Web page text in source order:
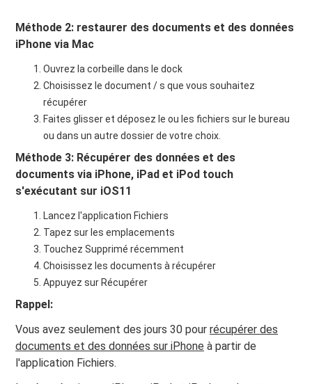
Méthode 2: restaurer des documents et des données
iPhone via Mac
Ouvrez la corbeille dans le dock
Choisissez le document / s que vous souhaitez
récupérer
Faites glisser et déposez le ou les fichiers sur le bureau
ou dans un autre dossier de votre choix.
Méthode 3: Récupérer des données et des
documents via iPhone, iPad et iPod touch
s'exécutant sur iOS11
Lancez l'application Fichiers
Tapez sur les emplacements
Touchez Supprimé récemment
Choisissez les documents à récupérer
Appuyez sur Récupérer
Rappel:
Vous avez seulement des jours 30 pourrécupérer des
documents et des données sur iPhone à partir de
l'application Fichiers.